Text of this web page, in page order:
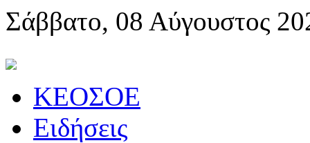
Σάββατο, 08 Αύγουστος
KEOΣOE
Ειδήσεις